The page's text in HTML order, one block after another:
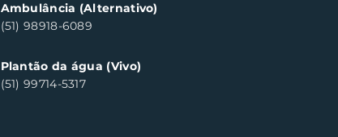
Ambulância (Alternativo)
(51) 98918-6089
Plantão da água (Vivo)
(51) 99714-5317